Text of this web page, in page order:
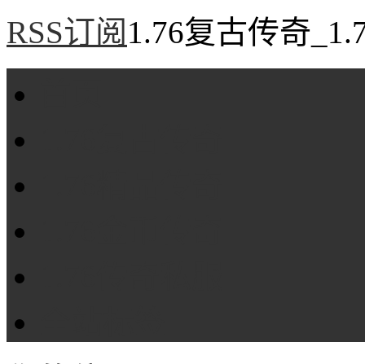
RSS订阅 1.76复古传奇